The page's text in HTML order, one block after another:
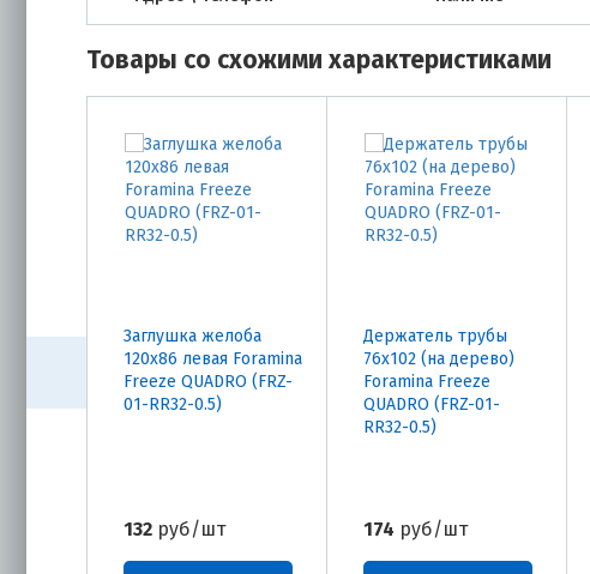
Товары со схожими характеристиками
Заглушка желоба
120х86 левая Foramina
Freeze QUADRO (FRZ-
01-RR32-0.5)
132 руб/шт
Держатель трубы
76х102 (на дерево)
Foramina Freeze
QUADRO (FRZ-01-
RR32-0.5)
174 руб/шт